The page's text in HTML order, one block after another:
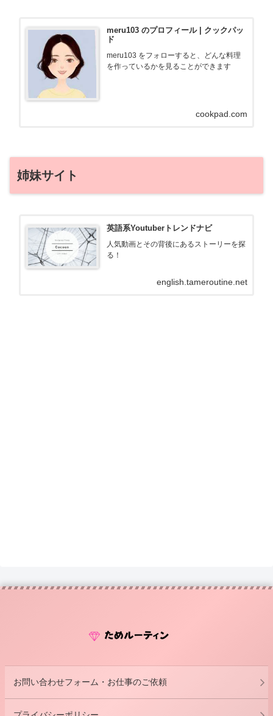
meru103 のプロフィール | クックパッ
ド
meru103 をフォローすると、どんな料理
を作っているかを見ることができます
cookpad.com
姉妹サイト
英語系Youtuberトレンドナビ
人気動画とその背後にあるストーリーを探
る！
english.tameroutine.net
お問い合わせフォーム・お仕事のご依頼